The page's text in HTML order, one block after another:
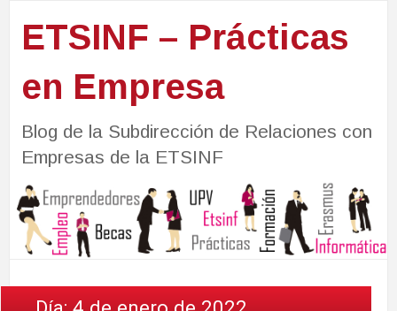
ETSINF – Prácticas
en Empresa
Blog de la Subdirección de Relaciones con
Empresas de la ETSINF